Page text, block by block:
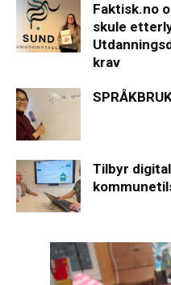
Faktisk.no
skule
krav
Tilbyr